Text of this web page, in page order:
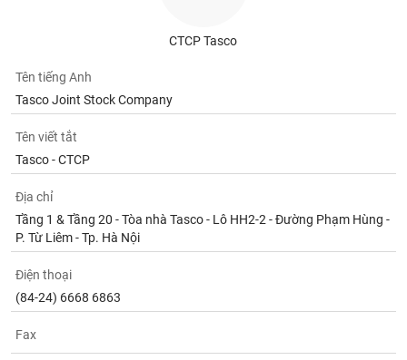
CTCP Tasco
Tên tiếng Anh
Tasco Joint Stock Company
Tên viết tắt
Tasco - CTCP
Địa chỉ
Tầng 1 & Tầng 20 - Tòa nhà Tasco - Lô HH2-2 - Đường Phạm Hùng -
P. Từ Liêm - Tp. Hà Nội
Điện thoại
(84-24) 6668 6863
Fax